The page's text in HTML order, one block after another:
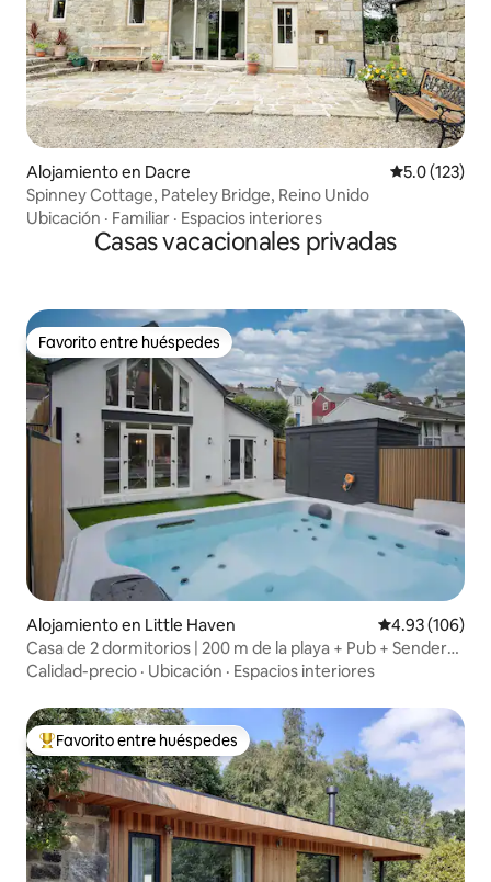
Alojamiento en Dacre Calificación
5.0 (123)
Spinney Cottage, Pateley Bridge, Reino Unido
Ubicación · Familiar · Espacios interiores
Casas vacacionales privadas
Favorito entre huéspedes
Favorito entre huéspedes
Alojamiento en Little Haven Calificación
4.93 (106)
Casa de 2 dormitorios | 200 m de la playa + Pub + Sendero
costero
Calidad-precio · Ubicación · Espacios interiores
Favorito entre huéspedes preferido
Favorito entre huéspedes